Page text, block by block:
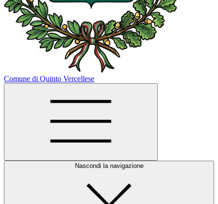
Comune di Quinto Vercellese
Nascondi la navigazione